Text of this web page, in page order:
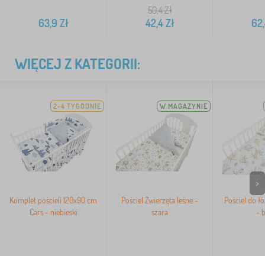
63,9 Zł
50,4Zł
42,4Zł
WIĘCEJ Z KATEGORII:
2-4 TYGODNIE
Komplet pościeli 120x90 cm
Cars - niebieski
W MAGAZYNIE
Pościel Zwierzęta leśne -
szara
Pościel do
-
>